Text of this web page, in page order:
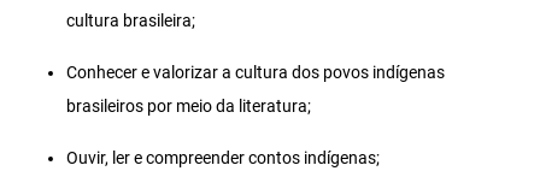
cultura brasileira;
Conhecer e valorizar a cultura dos povos indígenas
brasileiros por meio da literatura;
Ouvir, ler e compreender contos indígenas;